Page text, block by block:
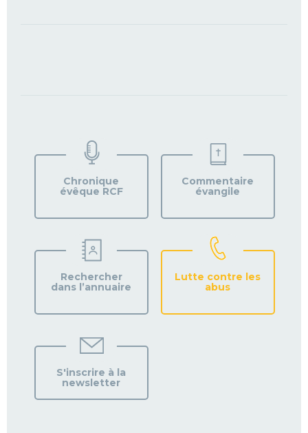
PAROISSE
Chronique
évêque RCF
Commentaire
évangile
Rechercher
dans l’annuaire
Lutte contre les
abus
S'inscrire à la
newsletter